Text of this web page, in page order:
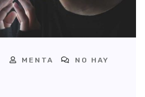
MENTA
NO HAY